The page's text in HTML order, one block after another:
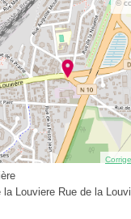
©
Louviere Rue de la